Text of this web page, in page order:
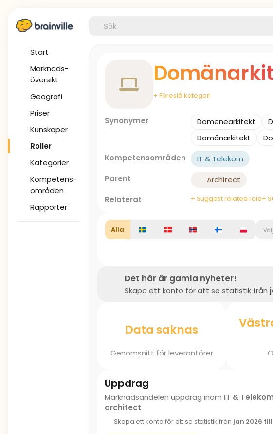
Start
Marknads-
översikt
Geografi
Priser
Kunskaper
Roller
Kategorier
Kompetens-
områden
Rapporter
+ Föreslå kategori
Synonymer Domenearkitekt
Domänarkitekt
Kompetensområden
IT & Telekom
Parent
Architect
Relaterat
+ Suggest related role+
Alla
Det här är gamla nyheter!
Skapa ett konto för att se statistik från
Data saknas
Genomsnitt för leverantörer
Uppdrag
Marknadsandelen uppdrag inom IT & Telekom
architect.
Skapa ett konto för att se statistik från jan 2026